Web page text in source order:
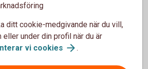
ditt kort?
kort eller upptäcker obehöriga
du spärra kortet omedelbart. Du kan
ditt bankkort direkt i
ditt cookie-medgivande när du vill,
under din profil när du är
vi cookies .